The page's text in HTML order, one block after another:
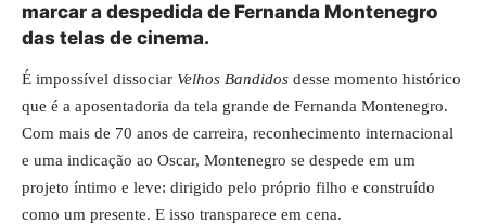
marcar a despedida de Fernanda Montenegro
das telas de cinema.
É impossível dissociar Velhos Bandidos desse momento histórico
que é a aposentadoria da tela grande de Fernanda Montenegro.
Com mais de 70 anos de carreira, reconhecimento internacional
e uma indicação ao Oscar, Montenegro se despede em um
projeto íntimo e leve: dirigido pelo próprio filho e construído
como um presente. E isso transparece em cena.